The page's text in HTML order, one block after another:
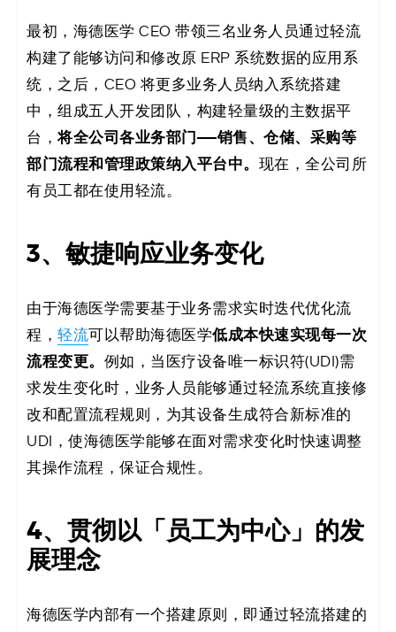
最初，海德医学 CEO 带领三名业务人员通过轻流
构建了能够访问和修改原 ERP 系统数据的应用系
统，之后，CEO 将更多业务人员纳入系统搭建
中，组成五人开发团队，构建轻量级的主数据平
台，将全公司各业务部门——销售、仓储、采购等
部门流程和管理政策纳入平台中。
现在，全公司所
有员工都在使用轻流。
3、敏捷响应业务变化
由于海德医学需要基于业务需求实时迭代优化流
程， 轻流可以帮助海德医学低成本快速实现每一次
流程变更。
例如，当医疗设备唯一标识符(UDI)需
求发生变化时，业务人员能够通过轻流系统直接修
改和配置流程规则，为其设备生成符合新标准的
UDI，使海德医学能够在面对需求变化时快速调整
其操作流程，保证合规性。
4、贯彻以「员工为中心」的发
展理念
海德医学内部有一个搭建原则，即通过轻流搭建的